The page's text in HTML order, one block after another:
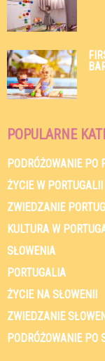
POPULARNE
PODRÓŻOWANIE PO
ŻYCIE W PORTUGALII
ZWIEDZANIE
KULTURA W
SŁOWENIA
PORTUGALIA
ŻYCIE NA SŁOWENII
ZWIEDZANIE
PODRÓŻOWANIE PO